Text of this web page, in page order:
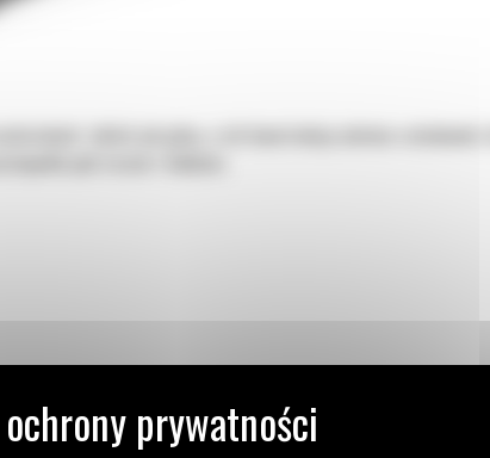
takich jak glina, a ich konstrukcja ułatwia rozładunek.